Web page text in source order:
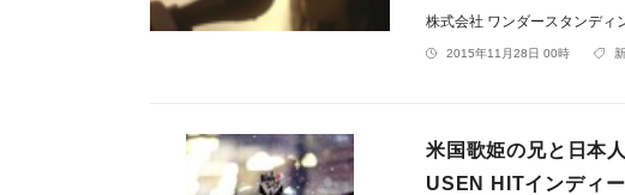
株式会社 ワンダースタンディ
2015年11月28日 00時
米国歌姫の兄と日本
USEN HITインディ